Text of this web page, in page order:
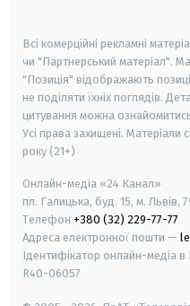
Всі комерційні рекламні
чи "Партнерський матеріал".
"Позиція" відображають
не поділяти їхніх поглядів.
цитування можна
Усі права захищені. Матеріали
року (21+)
Онлайн-медіа «24 Канал»
пл. Галицька, буд. 15, м. Львів,
Телефон +380 (32) 229-77-77
Адреса електронної пошти —
Ідентифікатор онлайн-медіа в
R40-06057